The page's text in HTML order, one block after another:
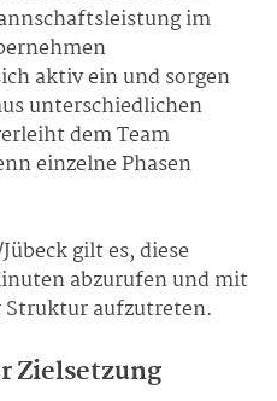
im
aktiv ein und sorgen
unterschiedlichen
dem Team
einzelne Phasen
gilt es, diese
abzurufen und mit
Struktur aufzutreten.
Zielsetzung